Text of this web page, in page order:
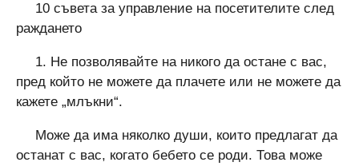
10 съвета за управление на посетителите след
раждането
1. Не позволявайте на никого да остане с вас,
пред който не можете да плачете или не можете да
кажете „млъкни“.
Може да има няколко души, които предлагат да
останат с вас, когато бебето се роди. Това може